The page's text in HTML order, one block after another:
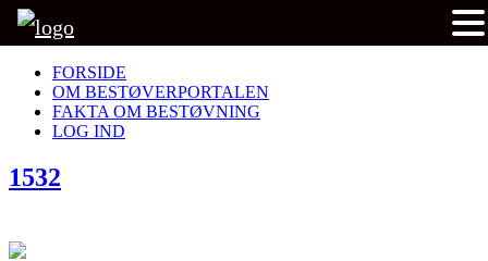
FORSIDE
OM BESTØVERPORTALEN
FAKTA OM BESTØVNING
LOG IND
1532